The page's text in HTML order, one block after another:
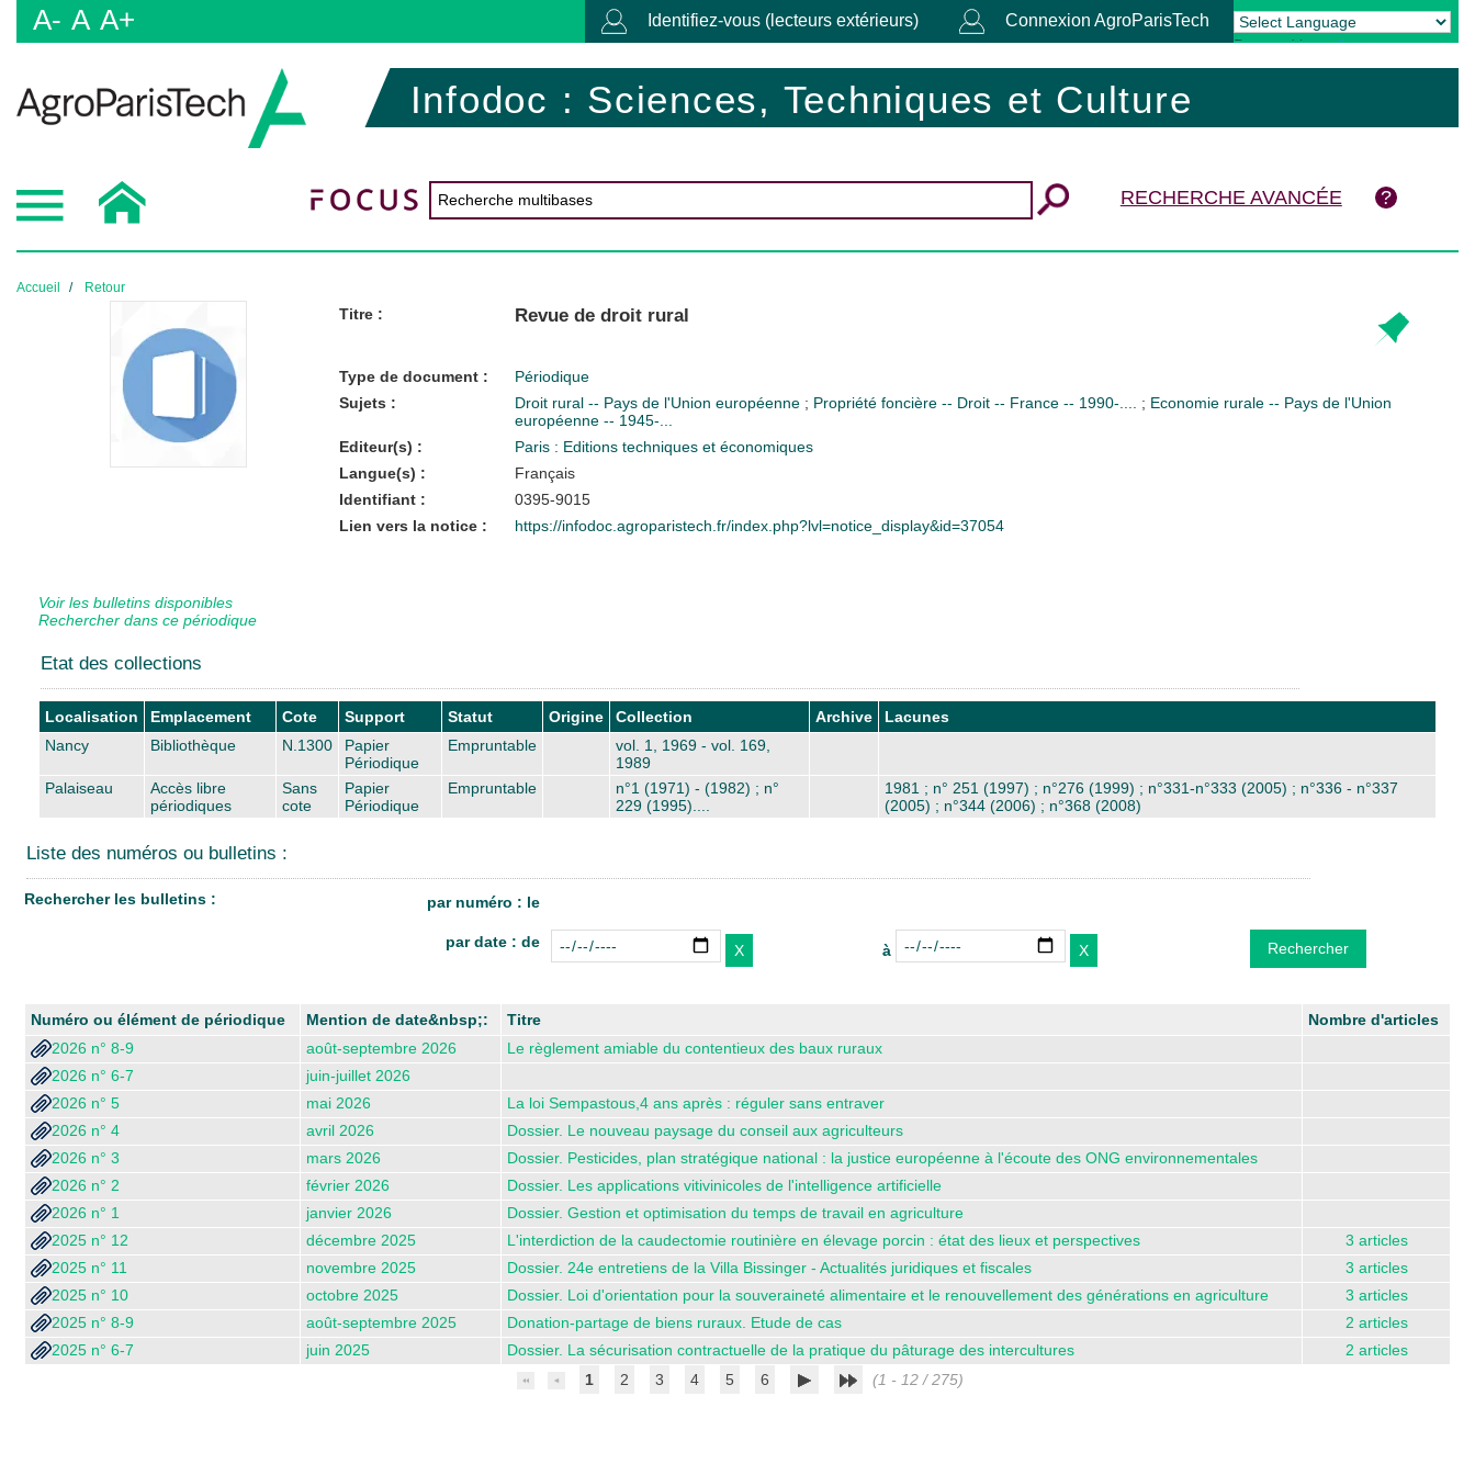
A- A A+ Identifiez-vous (lecteurs extérieurs) Connexion AgroParisTech
Powered by Translate
Infodoc : Sciences, Techniques et Culture
RECHERCHE AVANCÉE
Accueil Retour
Titre : Revue de droit rural
Type de document :
Périodique
Sujets :
Droit rural -- Pays de l'Union européenne ; Propriété foncière -- Droit -- France -- 1990-.... ; Economie rurale -- Pays de l'Union
européenne -- 1945-...
Editeur(s) :
Paris : Editions techniques et économiques
Langue(s) :
Français
Identifiant :
0395-9015
Lien vers la notice :
https://infodoc.agroparistech.fr/index.php?lvl=notice_display&id=37054
Voir les bulletins disponibles
Rechercher dans ce périodique
Etat des collections
Localisation Emplacement Cote Support Statut Origine Collection Archive
Lacunes
Nancy
Bibliothèque N.1300
Papier
Périodique
Empruntable
vol. 1, 1969 - vol. 169,
1989
Palaiseau
Accès libre
périodiques
Sans
cote
Papier
Périodique
Empruntable
n°1 (1971) - (1982) ; n°
229 (1995)....
1981 ; n° 251 (1997) ; n°276 (1999) ; n°331-n°333 (2005) ; n°336 - n°337
(2005) ; n°344 (2006) ; n°368 (2008)
Liste des numéros ou bulletins :
Rechercher les bulletins : par numéro : le
par date : de
à
Numéro ou élément de périodique Mention de date&nbsp;: Titre
Nombre d'articles
2026 n° 8-9
août-septembre 2026
Le règlement amiable du contentieux des baux ruraux
2026 n° 6-7
juin-juillet 2026
2026 n° 5
mai 2026
La loi Sempastous,4 ans après : réguler sans entraver
2026 n° 4
avril 2026
Dossier. Le nouveau paysage du conseil aux agriculteurs
2026 n° 3
mars 2026
Dossier. Pesticides, plan stratégique national : la justice européenne à l'écoute des ONG environnementales
2026 n° 2
février 2026
Dossier. Les applications vitivinicoles de l'intelligence artificielle
2026 n° 1
janvier 2026
Dossier. Gestion et optimisation du temps de travail en agriculture
2025 n° 12
décembre 2025 L'interdiction de la caudectomie routinière en élevage porcin : état des lieux et perspectives
3 articles
2025 n° 11
novembre 2025 Dossier. 24e entretiens de la Villa Bissinger - Actualités juridiques et fiscales
3 articles
2025 n° 10
octobre 2025 Dossier. Loi d'orientation pour la souveraineté alimentaire et le renouvellement des générations en agriculture
3 articles
2025 n° 8-9
août-septembre 2025 Donation-partage de biens ruraux. Etude de cas
2 articles
2025 n° 6-7
juin 2025 Dossier. La sécurisation contractuelle de la pratique du pâturage des intercultures
2 articles
1
2 3 4 5 6 (1 - 12 / 275)